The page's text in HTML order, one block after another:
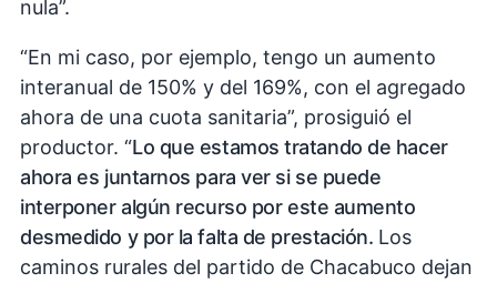
nula”.
“En mi caso, por ejemplo, tengo un aumento
interanual de 150% y del 169%, con el agregado
ahora de una cuota sanitaria”, prosiguió el
productor. “Lo que estamos tratando de hacer
ahora es juntarnos para ver si se puede
interponer algún recurso por este aumento
desmedido y por la falta de prestación. Los
caminos rurales del partido de Chacabuco dejan